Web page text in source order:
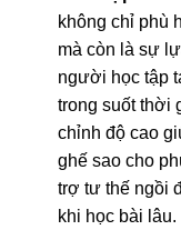
không chỉ phù
mà còn là sự
người học tập
trong suốt thời
chỉnh độ cao
ghế sao cho
trợ tư thế ngồi
khi học bài lâu.